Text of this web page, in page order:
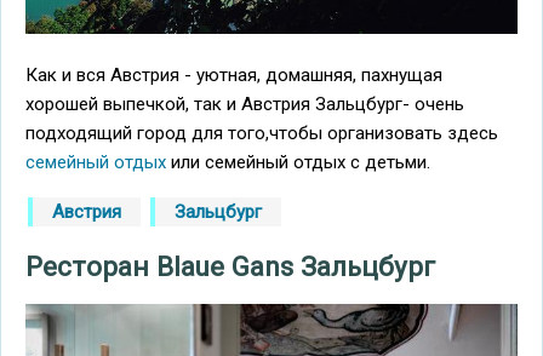
Как и вся Австрия - уютная, домашняя, пахнущая
хорошей выпечкой, так и Австрия Зальцбург- очень
подходящий город для того,чтобы организовать здесь
семейный отдых или семейный отдых с детьми.
Австрия Зальцбург
Ресторан Blaue Gans Зальцбург